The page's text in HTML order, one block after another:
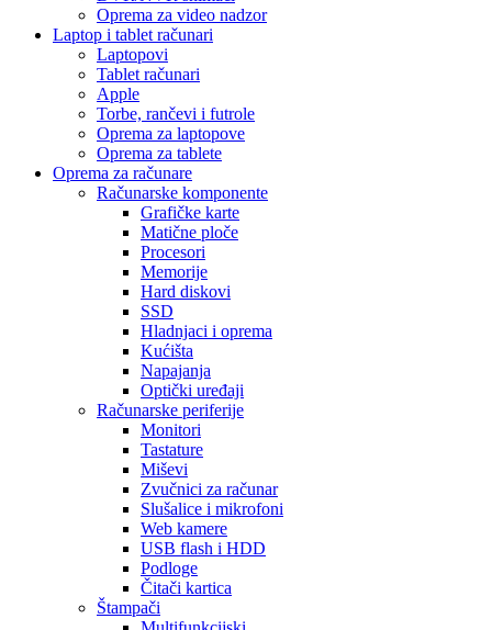
Oprema za video nadzor
Laptop i tablet računari
Laptopovi
Tablet računari
Apple
Torbe, rančevi i futrole
Oprema za laptopove
Oprema za tablete
Oprema za računare
Računarske komponente
Grafičke karte
Matične ploče
Procesori
Memorije
Hard diskovi
SSD
Hladnjaci i oprema
Kućišta
Napajanja
Optički uređaji
Računarske periferije
Monitori
Tastature
Miševi
Zvučnici za računar
Slušalice i mikrofoni
Web kamere
USB flash i HDD
Podloge
Čitači kartica
Štampači